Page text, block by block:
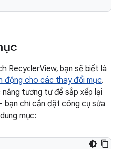
RecyclerView, bạn sẽ biết là
động cho các thay đổi mục.
tương tự để sắp xếp lại
bạn chỉ cần đặt công cụ sửa
mục: